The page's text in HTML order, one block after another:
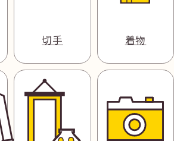
切手 着物